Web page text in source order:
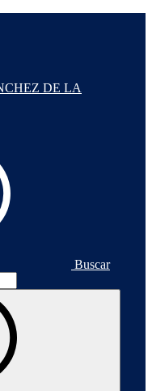
Buscar